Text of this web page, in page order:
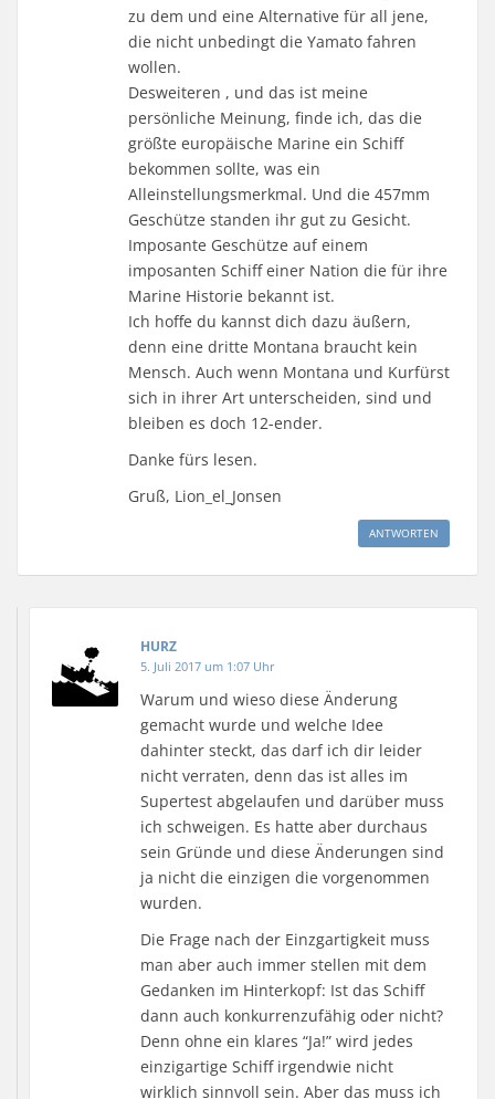
zu dem und eine Alternative für all jene,
die nicht unbedingt die Yamato fahren
wollen.
Desweiteren , und das ist meine
persönliche Meinung, finde ich, das die
größte europäische Marine ein Schiff
bekommen sollte, was ein
Alleinstellungsmerkmal. Und die 457mm
Geschütze standen ihr gut zu Gesicht.
Imposante Geschütze auf einem
imposanten Schiff einer Nation die für ihre
Marine Historie bekannt ist.
Ich hoffe du kannst dich dazu äußern,
denn eine dritte Montana braucht kein
Mensch. Auch wenn Montana und Kurfürst
sich in ihrer Art unterscheiden, sind und
bleiben es doch 12-ender.
Danke fürs lesen.
Gruß, Lion_el_Jonsen
ANTWORTEN
HURZ
5. Juli 2017 um 1:07 Uhr
Warum und wieso diese Änderung
gemacht wurde und welche Idee
dahinter steckt, das darf ich dir leider
nicht verraten, denn das ist alles im
Supertest abgelaufen und darüber muss
ich schweigen. Es hatte aber durchaus
sein Gründe und diese Änderungen sind
ja nicht die einzigen die vorgenommen
wurden.
Die Frage nach der Einzgartigkeit muss
man aber auch immer stellen mit dem
Gedanken im Hinterkopf: Ist das Schiff
dann auch konkurrenzufähig oder nicht?
Denn ohne ein klares “Ja!” wird jedes
einzigartige Schiff irgendwie nicht
wirklich sinnvoll sein. Aber das muss ich